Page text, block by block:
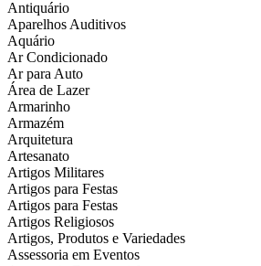
Antiquário
Aparelhos Auditivos
Aquário
Ar Condicionado
Ar para Auto
Área de Lazer
Armarinho
Armazém
Arquitetura
Artesanato
Artigos Militares
Artigos para Festas
Artigos para Festas
Artigos Religiosos
Artigos, Produtos e Variedades
Assessoria em Eventos